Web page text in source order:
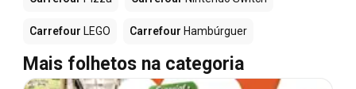
Carrefour LEGO Carrefour Hambúrguer
Mais folhetos na categoria